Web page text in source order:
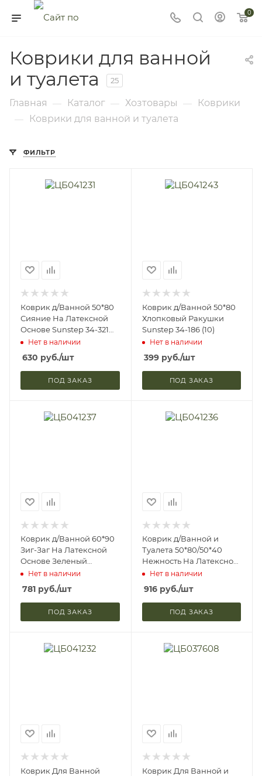
0
Коврики для ванной
и туалета
25
Главная — Каталог — Хозтовары —
Коврики
—
Коврики для ванной и туалета
ФИЛЬТР
Коврик д/Ванной 50*80
Сияние На Латексной
Основе Sunstep 34-321
(24)Нет в наличии
630 руб./шт
ПОД ЗАКАЗ
Коврик д/Ванной 50*80
Хлопковый Ракушки
Sunstep 34-186 (10)
Нет в наличии
399руб./шт
ПОД ЗАКАЗ
Коврик д/Ванной 60*90
Зиг-Заг На Латексной
Основе Зеленый
Sunstep 34-304 (24)
Нет в наличии
781 руб./шт
ПОД ЗАКАЗ
Коврик д/Ванной и
Туалета 50*80/50*40
Нежность На Латексной
Основе Зеленый
Sunstep 34-402 (12)
Нет в наличии
916руб./шт
ПОД ЗАКАЗ
Коврик Для Ванной
Коврик Для Ванной и